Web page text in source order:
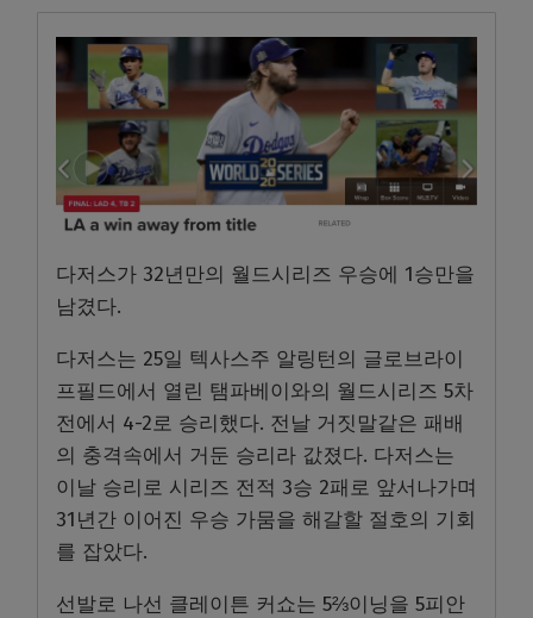
다저스가 32년만의 월드시리즈 우승에 1승만을
남겼다.
다저스는 25일 텍사스주 알링턴의 글로브라이
프필드에서 열린 탬파베이와의 월드시리즈 5차
전에서 4-2로 승리했다. 전날 거짓말같은 패배
의 충격속에서 거둔 승리라 값졌다. 다저스는
이날 승리로 시리즈 전적 3승 2패로 앞서나가며
31년간 이어진 우승 가뭄을 해갈할 절호의 기회
를 잡았다.
선발로 나선 클레이튼 커쇼는 5⅔이닝을 5피안